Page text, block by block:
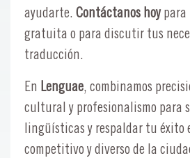
ayudarte. Contáctanos hoypara
gratuita o para discutir tus
traducción.
En Lenguae, combinamos
cultural y profesionalismo para
lingüísticas y respaldar tu éxito
competitivo y diverso de la